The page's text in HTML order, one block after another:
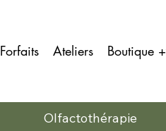
Forfaits Ateliers Boutique +
Olfactothérapie